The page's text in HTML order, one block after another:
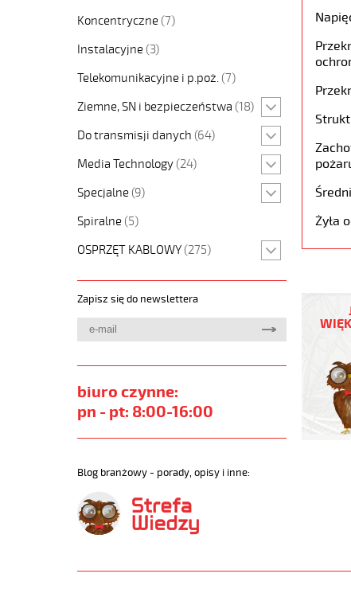
Koncentryczne (7)
Instalacyjne (3)
Telekomunikacyjne i p.poż. (7)
Ziemne, SN i bezpieczeństwa (18)
Do transmisji danych (64)
Media Technology (24)
Specjalne (9)
Spiralne (5)
OSPRZĘT KABLOWY (275)
Zapisz się do newslettera
biuro czynne:
pn - pt: 8:00-16:00
Blog branżowy - porady, opisy i inne:
Żyła
4G1,5
300/
z1z1-